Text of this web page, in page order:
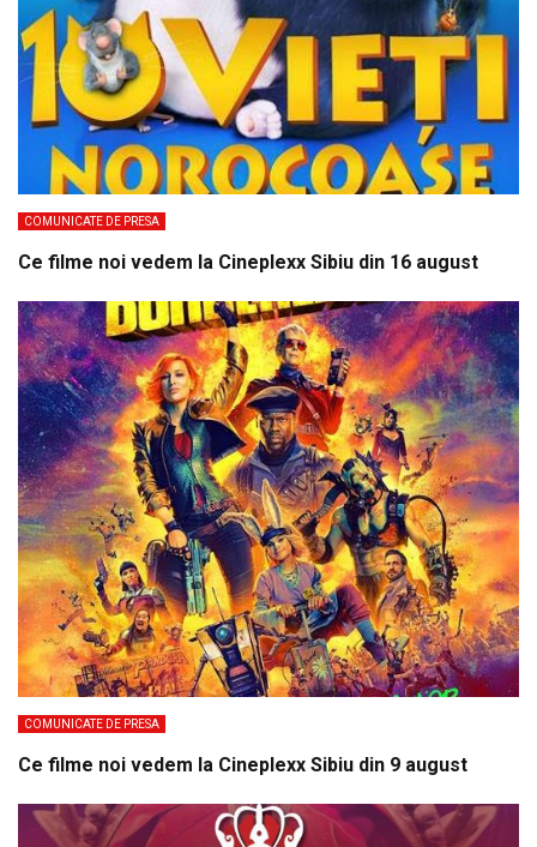
COMUNICATE DE PRESA
Ce filme noi vedem la Cineplexx Sibiu din 16 august
COMUNICATE DE PRESA
Ce filme noi vedem la Cineplexx Sibiu din 9 august